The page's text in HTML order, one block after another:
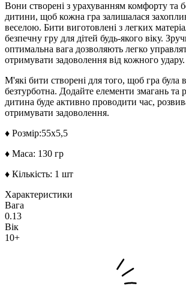
Вони створені з урахуванням комфорту та
дитини, щоб кожна гра залишалася
веселою. Бити виготовлені з легких
безпечну гру для дітей будь-якого віку.
оптимальна вага дозволяють легко
отримувати задоволення від кожного удару.
М'які бити створені для того, щоб гра була
безтурботна. Додайте елементи змагань та
дитина буде активно проводити час,
отримувати задоволення.
♦ Розмір:55х5,5
♦ Маса: 130 гр
♦ Кількість: 1 шт
Характеристики
Вага
0.13
Вік
10+